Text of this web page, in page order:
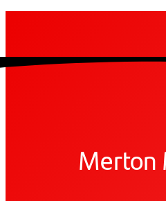
Merton